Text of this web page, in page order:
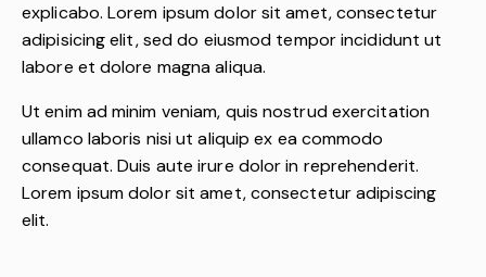
explicabo. Lorem ipsum dolor sit amet, consectetur
adipisicing elit, sed do eiusmod tempor incididunt ut
labore et dolore magna aliqua.
Ut enim ad minim veniam, quis nostrud exercitation
ullamco laboris nisi ut aliquip ex ea commodo
consequat. Duis aute irure dolor in reprehenderit.
Lorem ipsum dolor sit amet, consectetur adipiscing
elit.